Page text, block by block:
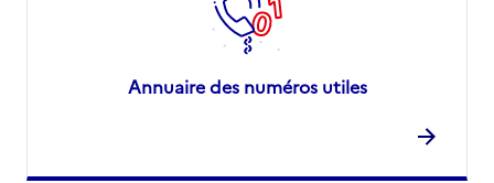
Annuaire des numéros utiles